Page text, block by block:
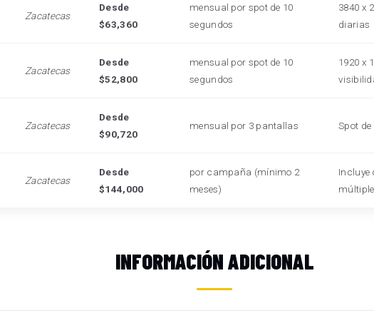
Zacatecas
Desde
$63,360
mensual por spot de 10
segundos
3840 x
diarias
Zacatecas
Desde
$52,800
mensual por spot de 10
segundos
1920 x
Zacatecas
Desde
$90,720
mensual por 3 pantallas Spot
Zacatecas
Desde
$144,000
por campaña (mínimo 2
meses)
Incluye
INFORMACIÓN ADICIONAL